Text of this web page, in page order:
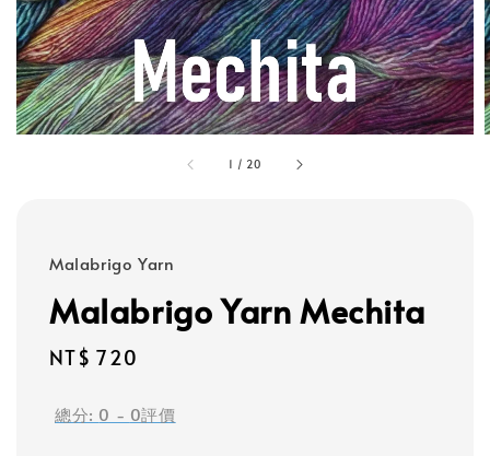
1 / 20
Malabrigo Yarn
Malabrigo Yarn Mechita
Regular
NT$ 720
總分: 0 - 0評價